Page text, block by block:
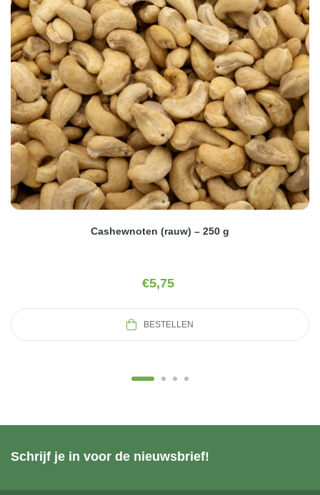
Cashewnoten (rauw) – 250 g
€5,75
BESTELLEN
Schrijf je in voor de nieuwsbrief!